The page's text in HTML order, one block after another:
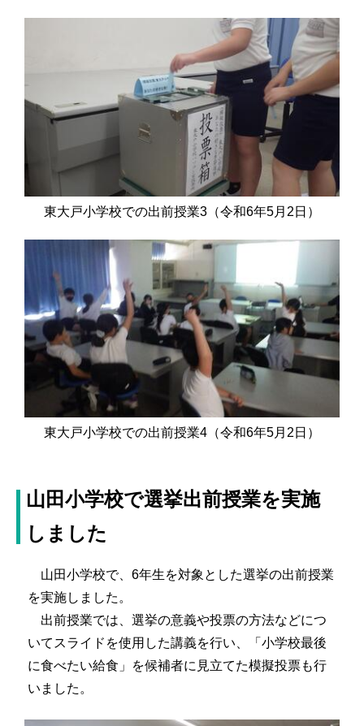
東大戸小学校での出前授業3（令和6年5月2日）
東大戸小学校での出前授業4（令和6年5月2日）
山田小学校で選挙出前授業を実施
しました
山田小学校で、6年生を対象とした選挙の出前授業
を実施しました。
出前授業では、選挙の意義や投票の方法などにつ
いてスライドを使用した講義を行い、「小学校最後
に食べたい給食」を候補者に見立てた模擬投票も行
いました。